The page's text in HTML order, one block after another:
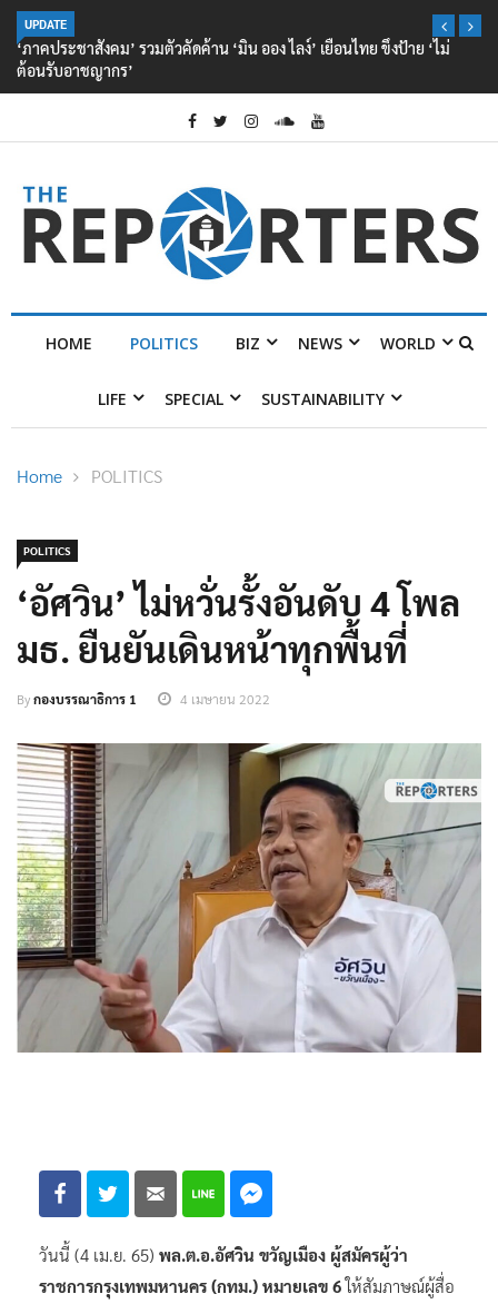
UPDATE
‘ภาคประชาสังคม’ รวมตัวคัดค้าน ‘มิน ออง ไลง์’ เยือนไทย ขึงป้าย ‘ไม่
ต้อนรับอาชญากร’
HOME POLITICS BIZ NEWS WORLD
LIFE SPECIAL SUSTAINABILITY
Home POLITICS
POLITICS
‘อัศวิน’ ไม่หวั่นรั้งอันดับ 4 โพล
มธ. ยืนยันเดินหน้าทุกพื้นที่
Byกองบรรณาธิการ 1 4 เมษายน 2022
วันนี้ (4 เม.ย. 65) พล.ต.อ.อัศวิน ขวัญเมือง ผู้สมัครผู้ว่า
ราชการกรุงเทพมหานคร (กทม.) หมายเลข 6ให้สัมภาษณ์ผู้สื่อ